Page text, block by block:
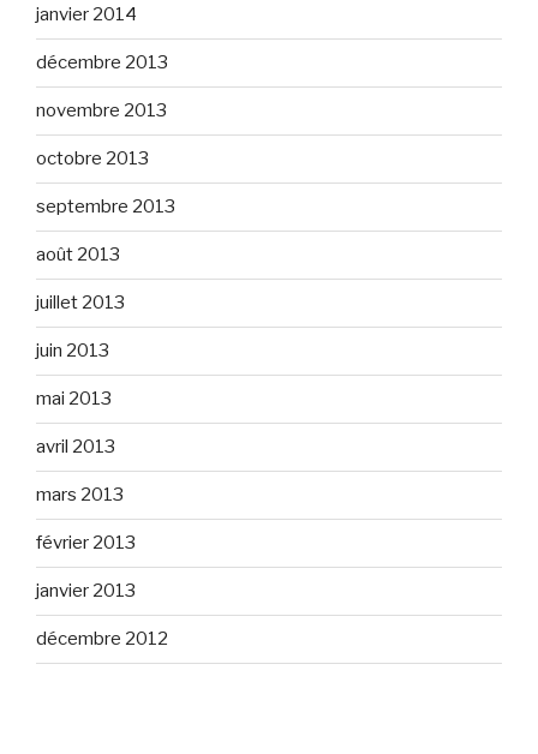
janvier 2014
décembre 2013
novembre 2013
octobre 2013
septembre 2013
août 2013
juillet 2013
juin 2013
mai 2013
avril 2013
mars 2013
février 2013
janvier 2013
décembre 2012